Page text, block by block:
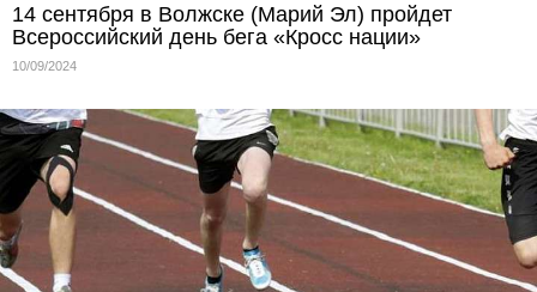
14 сентября в Волжске (Марий Эл) пройдет
Всероссийский день бега «Кросс нации»
10/09/2024